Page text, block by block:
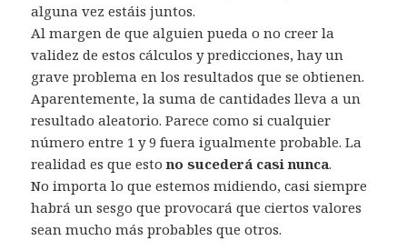
alguna vez estáis juntos.
Al margen de que alguien pueda o no creer la
validez de estos cálculos y predicciones, hay un
grave problema en los resultados que se obtienen.
Aparentemente, la suma de cantidades lleva a un
resultado aleatorio. Parece como si cualquier
número entre 1 y 9 fuera igualmente probable. La
realidad es que estono sucederá casi nunca.
No importa lo que estemos midiendo, casi siempre
habrá un sesgo que provocará que ciertos valores
sean mucho más probables que otros.